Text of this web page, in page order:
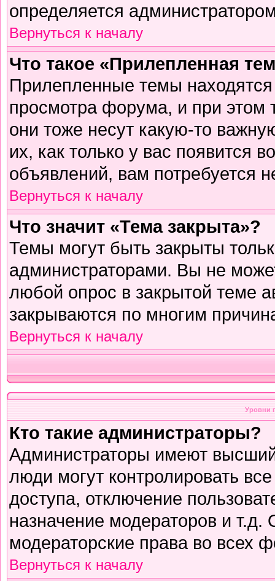
определяется
Вернуться к началу
Что такое «Прилепленная
Прилепленные темы
просмотра форума, и при этом
они тоже несут какую-то
их, как только у вас появится
объявлений, вам потребуется
Вернуться к началу
Что значит «Тема закрыта»?
Темы могут быть закрыты
администраторами. Вы не
любой опрос в закрытой теме
закрываются по многим
Вернуться к началу
Уровни
Кто такие администраторы?
Администраторы имеют
люди могут контролировать
доступа, отключение
назначение модераторов и
модераторские права во всех
Вернуться к началу